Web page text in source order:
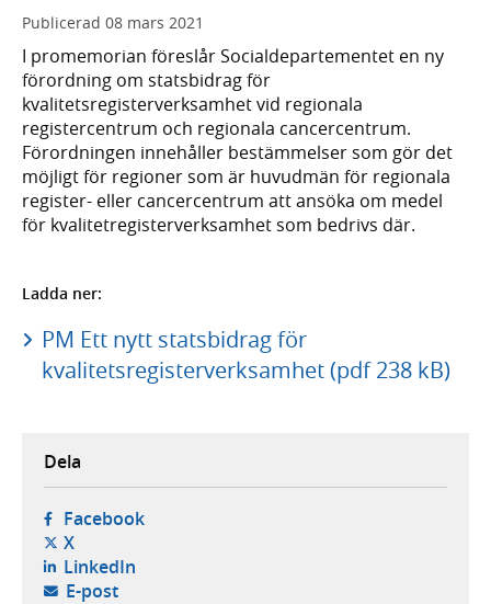
Publicerad 08 mars 2021
I promemorian föreslår Socialdepartementet en ny
förordning om statsbidrag för
kvalitetsregisterverksamhet vid regionala
registercentrum och regionala cancercentrum.
Förordningen innehåller bestämmelser som gör det
möjligt för regioner som är huvudmän för regionala
register- eller cancercentrum att ansöka om medel
för kvalitetregisterverksamhet som bedrivs där.
Ladda ner:
PM Ett nytt statsbidrag för
kvalitetsregisterverksamhet (pdf 238 kB)
Dela
Facebook- öppnas i ny flik, extern webbplats,
X- öppnas i ny flik, extern webbplats,
LinkedIn- öppnas i ny flik, extern webbplats,
E-post- öppnar din e-postklient,